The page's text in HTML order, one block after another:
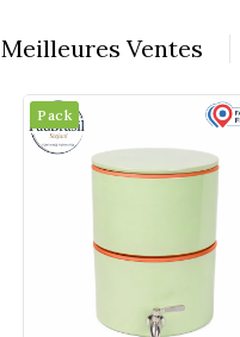
Meilleures Ventes
Pack
Pack